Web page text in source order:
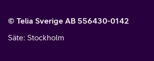
© Telia Sverige AB 556430-0142
Säte: Stockholm